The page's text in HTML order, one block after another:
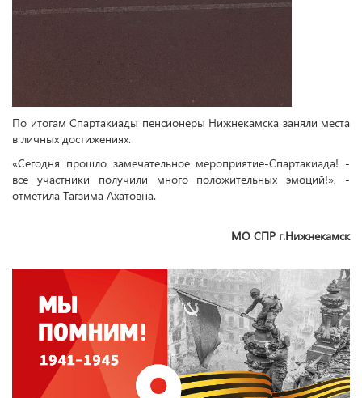
По итогам Спартакиады пенсионеры Нижнекамска заняли места
в личных достижениях.
«Сегодня прошло замечательное мероприятие-Спартакиада! -
все участники получили много положительных эмоций!», -
отметила Тагзима Ахатовна.
МО СПР г.Нижнекамск